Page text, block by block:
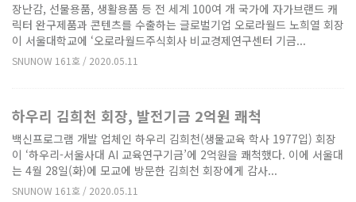
장난감, 선물용품, 생활용품 등 전 세계 100여 개 국가에 자가브랜드 캐
릭터 완구제품과 콘텐츠를 수출하는 글로벌기업 오로라월드 노희열 회장
이 서울대학교에 ‘오로라월드주식회사 비교경제연구센터 기금...
SNUNOW 161호 / 2020.05.11
하우리 김희천 회장, 발전기금 2억원 쾌척
백신프로그램 개발 업체인 하우리 김희천(생물교육 학사 1977입) 회장
이 ‘하우리-서울사대 AI 교육연구기금’에 2억원을 쾌척했다. 이에 서울대
는 4월 28일(화)에 모교에 방문한 김희천 회장에게 감사...
SNUNOW 161호 / 2020.05.11